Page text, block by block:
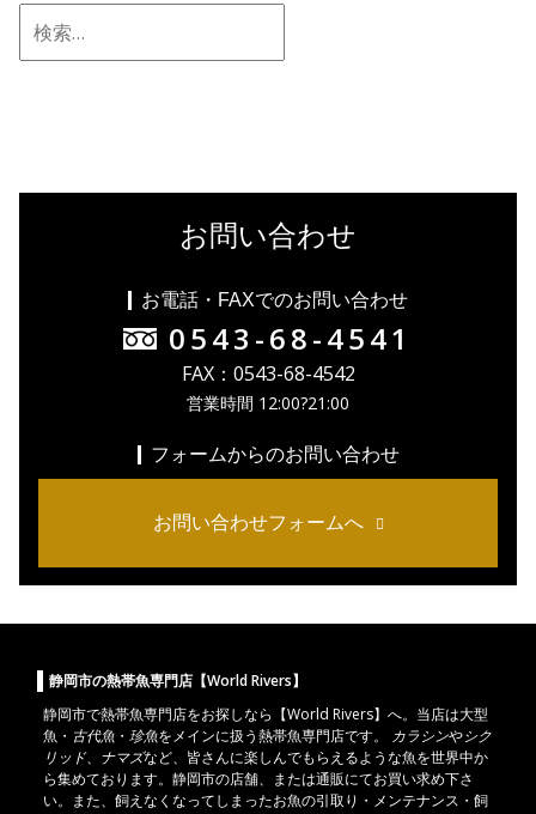
お問い合わせ
お電話・FAXでのお問い合わせ
0543-68-4541
FAX：0543-68-4542
営業時間 12:00?21:00
フォームからのお問い合わせ
お問い合わせフォームへ
静岡市の熱帯魚専門店【World Rivers】
静岡市で熱帯魚専門店をお探しなら【World Rivers】へ。当店は大型
魚 ・ 古代魚 ・ 珍魚をメインに扱う熱帯魚専門店です。 カラシンやシク
リッド、 ナマズなど、皆さんに楽しんでもらえるような魚を世界中か
ら集めております。静岡市の店舗、または通販にてお買い求め下さ
い。また、飼えなくなってしまったお魚の引取り・メンテナンス・飼